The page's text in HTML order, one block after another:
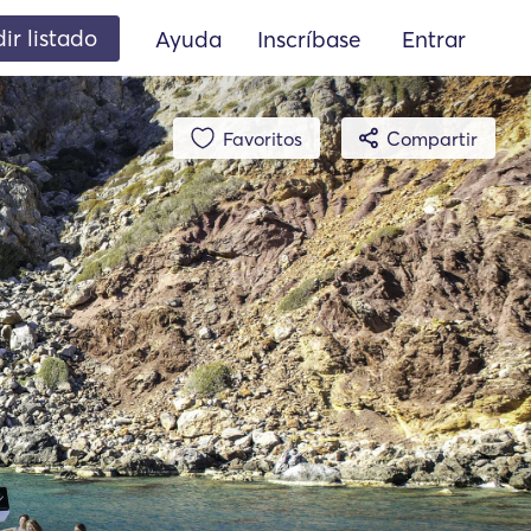
listado Ayuda Inscríbase Entrar
Favoritos Compartir